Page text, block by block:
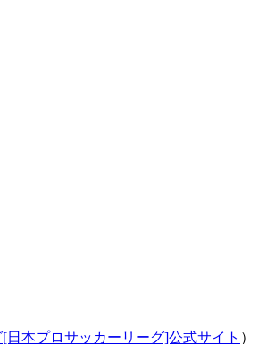
[日本プロサッカーリーグ]公式サイト ）